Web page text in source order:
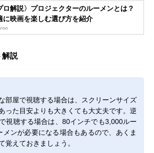
ロ解説〉プロジェクターのルーメンとは？
に映画を楽しむ選び方を紹介
解説
部屋で視聴する場合は、スクリーンサイズ
った目安よりも大きくても大丈夫です。逆
視聴する場合は、80インチでも3,000ルー
メンが必要になる場合もあるので、あくま
覚えておきましょう。